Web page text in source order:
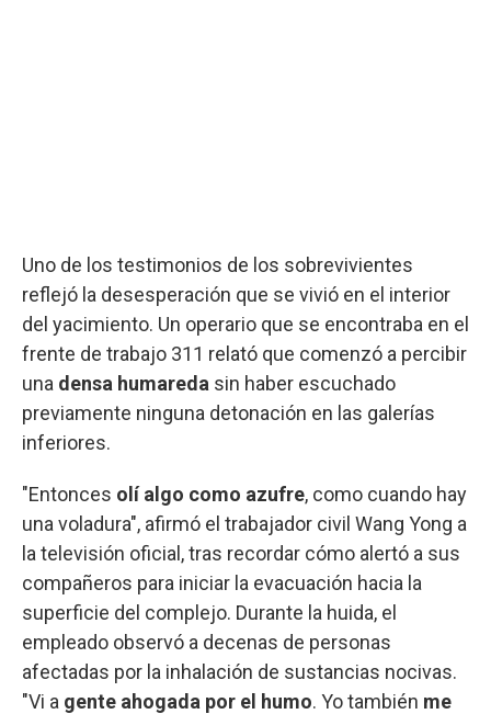
Uno de los testimonios de los sobrevivientes
reflejó la desesperación que se vivió en el interior
del yacimiento. Un operario que se encontraba en el
frente de trabajo 311 relató que comenzó a percibir
una densa humareda sin haber escuchado
previamente ninguna detonación en las galerías
inferiores.
"Entonces olí algo como azufre, como cuando hay
una voladura", afirmó el trabajador civil Wang Yong a
la televisión oficial, tras recordar cómo alertó a sus
compañeros para iniciar la evacuación hacia la
superficie del complejo. Durante la huida, el
empleado observó a decenas de personas
afectadas por la inhalación de sustancias nocivas.
"Vi a gente ahogada por el humo. Yo también me